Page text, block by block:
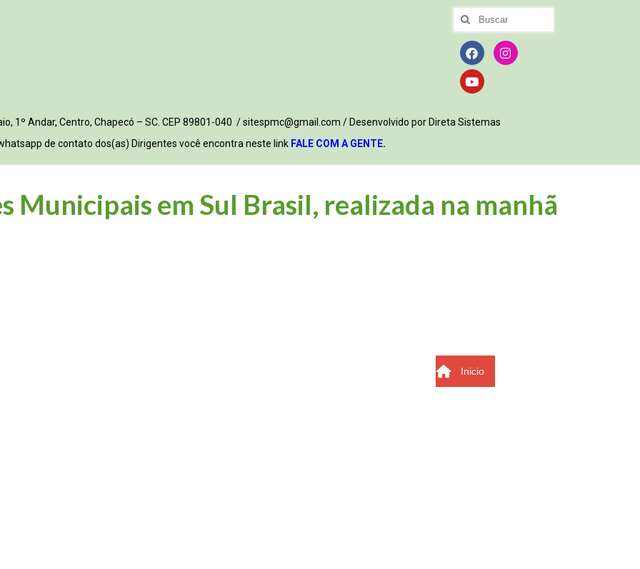
1º Andar, Centro, Chapecó – SC. CEP 89801-040 / sitespmc@gmail.com / Desenvolvido por Direta Sistemas
de contato dos(as) Dirigentes você encontra neste link FALE COM A GENTE.
Municipais em Sul Brasil, realizada na manhã
Inicio